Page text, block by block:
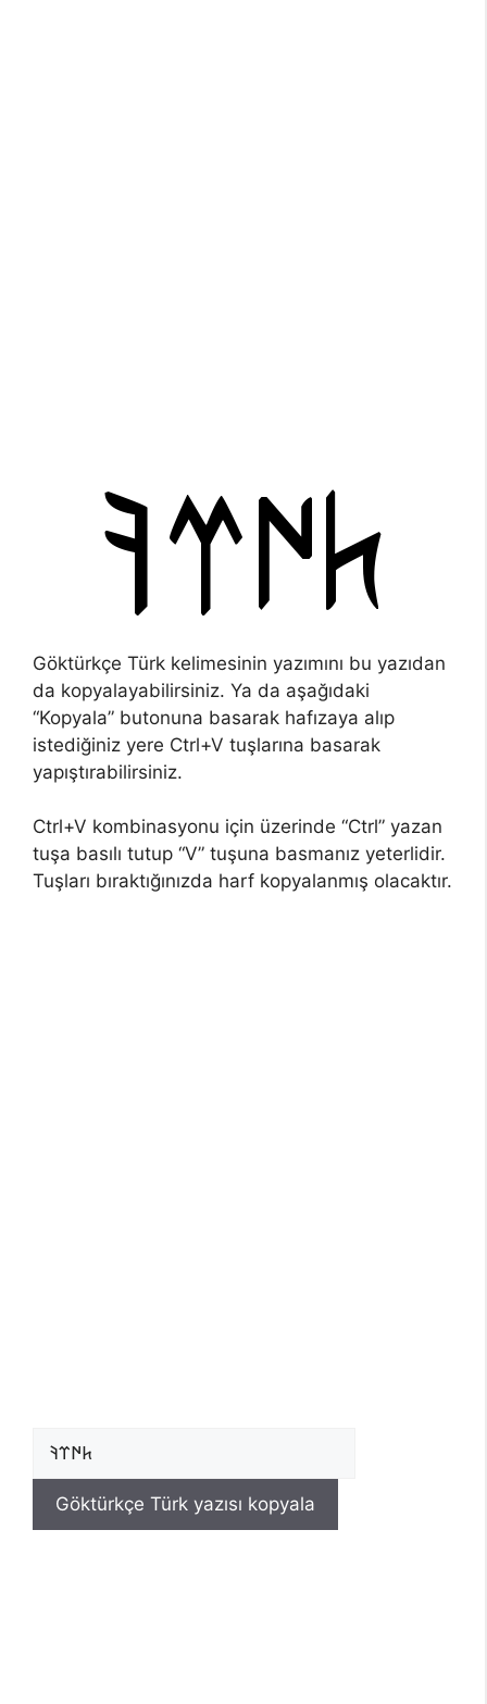
Göktürkçe Türk kelimesinin yazımını bu yazıdan
da kopyalayabilirsiniz. Ya da aşağıdaki
“Kopyala” butonuna basarak hafızaya alıp
istediğiniz yere Ctrl+V tuşlarına basarak
yapıştırabilirsiniz.
Ctrl+V kombinasyonu için üzerinde “Ctrl” yazan
tuşa basılı tutup “V” tuşuna basmanız yeterlidir.
Tuşları bıraktığınızda harf kopyalanmış olacaktır.